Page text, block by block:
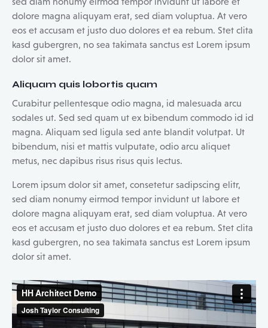
dolore magna aliquyam erat, sed diam voluptua. At vero
eos et accusam et justo duo dolores et ea rebum. Stet clita
kasd gubergren, no sea takimata sanctus est Lorem ipsum
dolor sit amet.
Aliquam quis lobortis quam
Curabitur pellentesque odio magna, id malesuada arcu
sodales ut. Sed sed quam ut ex bibendum commodo id id
magna. Aliquam sed ligula sed ante blandit volutpat. Ut
bibendum, nisi et mattis vulputate, odio arcu aliquet
metus, nec dapibus risus risus quis lectus.
Lorem ipsum dolor sit amet, consetetur sadipscing elitr,
sed diam nonumy eirmod tempor invidunt ut labore et
dolore magna aliquyam erat, sed diam voluptua. At vero
eos et accusam et justo duo dolores et ea rebum. Stet clita
kasd gubergren, no sea takimata sanctus est Lorem ipsum
dolor sit amet.